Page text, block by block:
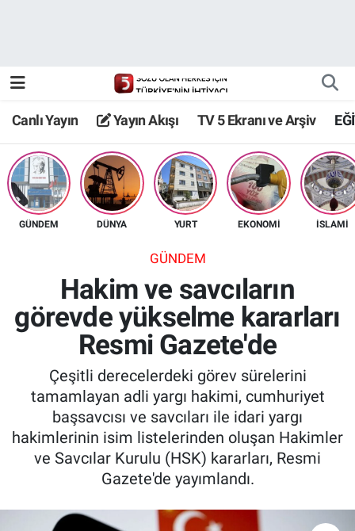
Canlı Yayın Yayın Akışı TV 5 Ekranı ve Arşiv
GÜNDEM DÜNYA YURT EKONOMİ İSLAMİ
GÜNDEM
Hakim ve savcıların
görevde yükselme kararları
Resmi Gazete'de
Çeşitli derecelerdeki görev sürelerini
tamamlayan adli yargı hakimi, cumhuriyet
başsavcısı ve savcıları ile idari yargı
hakimlerinin isim listelerinden oluşan Hakimler
ve Savcılar Kurulu (HSK) kararları, Resmi
Gazete'de yayımlandı.
TV 5 Ekranı ve Arşiv